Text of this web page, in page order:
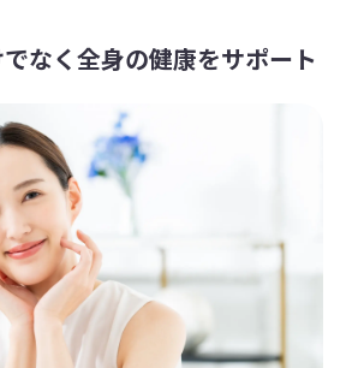
なく全身の健康をサポート